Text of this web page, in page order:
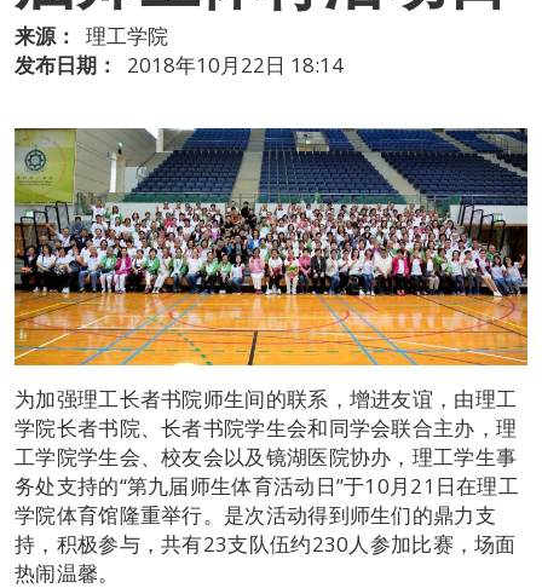
来源：
理工学院
发布日期：
2018年10月22日 18:14
为加强理工长者书院师生间的联系，增进友谊，由理工
学院长者书院、长者书院学生会和同学会联合主办，理
工学院学生会、校友会以及镜湖医院协办，理工学生事
务处支持的“第九届师生体育活动日”于10月21日在理工
学院体育馆隆重举行。是次活动得到师生们的鼎力支
持，积极参与，共有23支队伍约230人参加比赛，场面
热闹温馨。